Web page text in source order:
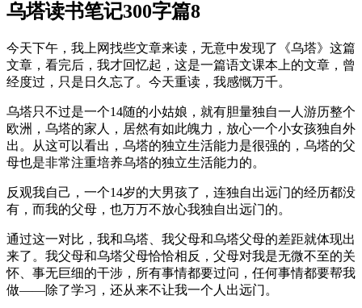
乌塔读书笔记300字篇8
今天下午，我上网找些文章来读，无意中发现了《乌塔》这篇
文章，看完后，我才回忆起，这是一篇语文课本上的文章，曾
经度过，只是日久忘了。今天重读，我感慨万千。
乌塔只不过是一个14随的小姑娘，就有胆量独自一人游历整个
欧洲，乌塔的家人，居然有如此魄力，放心一个小女孩独自外
出。从这可以看出，乌塔的独立生活能力是很强的，乌塔的父
母也是非常注重培养乌塔的独立生活能力的。
反观我自己，一个14岁的大男孩了，连独自出远门的经历都没
有，而我的父母，也万万不放心我独自出远门的。
通过这一对比，我和乌塔、我父母和乌塔父母的差距就体现出
来了。我父母和乌塔父母恰恰相反，父母对我是无微不至的关
怀、事无巨细的干涉，所有事情都要过问，任何事情都要帮我
做——除了学习，还从来不让我一个人出远门。